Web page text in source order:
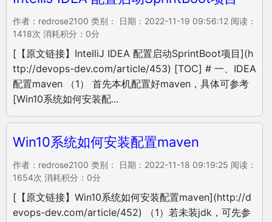
作者：redrose2100 类别： 日期：2022-11-19 09:56:12 阅读：
1418次 消耗积分：0分
[【原文链接】IntelliJ IDEA 配置启动SprintBoot项目](h
ttp://devops-dev.com/article/453) [TOC] # 一、IDEA
配置maven （1） 首先本机配置好maven，具体可参考
[Win10系统如何安装配...
Win10系统如何安装配置maven
作者：redrose2100 类别： 日期：2022-11-18 09:19:25 阅读：
1654次 消耗积分：0分
[【原文链接】Win10系统如何安装配置maven](http://d
evops-dev.com/article/452) （1）若未装jdk，可先参